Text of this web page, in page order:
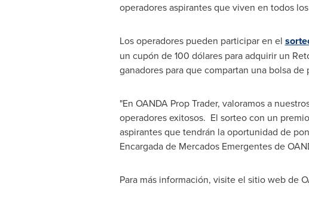
operadores aspirantes que viven en todos
Los operadores pueden participar en el
un cupón de 100 dólares para adquirir un
ganadores para que compartan una bolsa
"En OANDA Prop Trader, valoramos a
operadores exitosos. El sorteo con un
aspirantes que tendrán la oportunidad de
Encargada de Mercados Emergentes de
Para más información, visite el sitio web de